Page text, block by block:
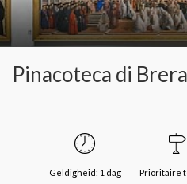
Pinacoteca di
Geldigheid: 1 dag Prioritaire